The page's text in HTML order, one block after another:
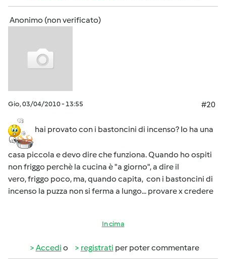
Anonimo (non verificato)
Gio, 03/04/2010 - 13:55 #20
hai provato con i bastoncini di incenso? Io ha una
casa piccola e devo dire che funziona. Quando ho ospiti
non friggo perchè la cucina è "a giorno", a dire il
vero, friggo poco, ma, quando capita, con i bastoncini di
incenso la puzza non si ferma a lungo... provare x credere
In cima
Accedi o registrati per poter commentare